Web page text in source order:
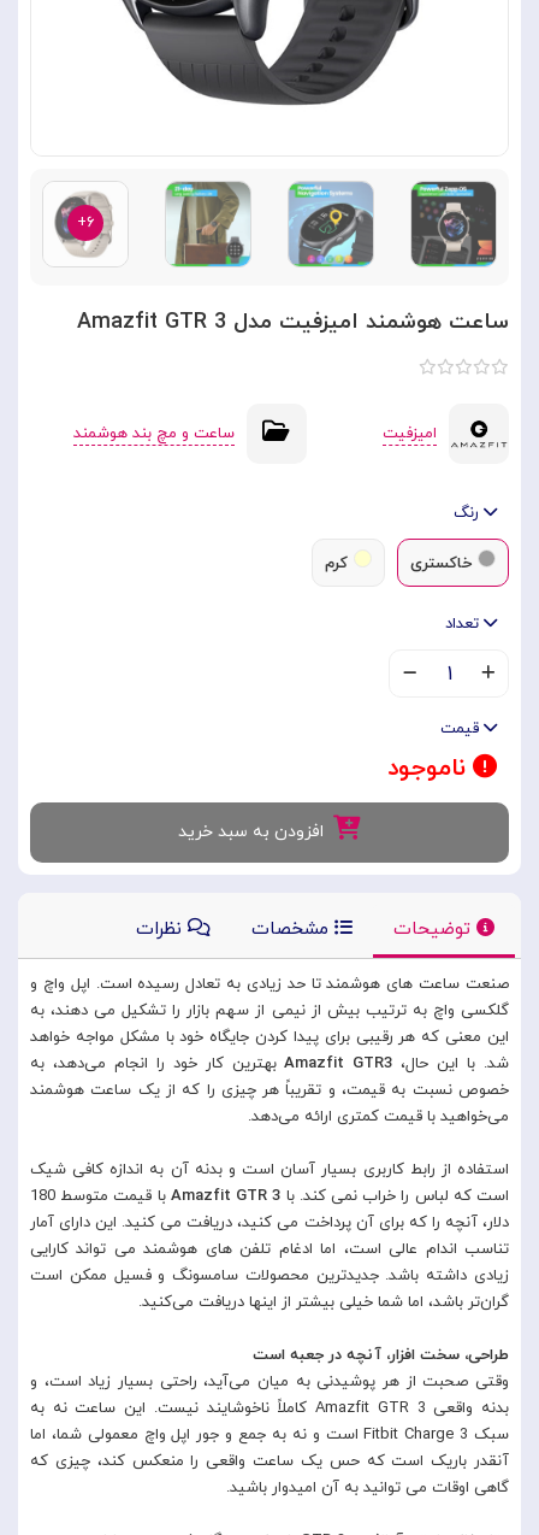
۶+
ساعت هوشمند امیزفیت مدل Amazfit GTR 3
امیزفیت ساعت و مچ بند هوشمند
رنگ
خاکستری کرم
تعداد
۱
قیمت
ناموجود
افزودن به سبد خرید
توضیحات مشخصات نظرات
صنعت ساعت های هوشمند تا حد زیادی به تعادل رسیده است. اپل واچ و
گلکسی واچ به ترتیب بیش از نیمی از سهم بازار را تشکیل می دهند، به
این معنی که هر رقیبی برای پیدا کردن جایگاه خود با مشکل مواجه خواهد
شد. با این حال، Amazfit GTR3بهترین کار خود را انجام می‌دهد، به
خصوص نسبت به قیمت، و تقریباً هر چیزی را که از یک ساعت هوشمند
می‌خواهید با قیمت کمتری ارائه می‌دهد.
استفاده از رابط کاربری بسیار آسان است و بدنه آن به اندازه کافی شیک
است که لباس را خراب نمی کند. با Amazfit GTR 3
با قیمت متوسط ​​180
دلار، آنچه را که برای آن پرداخت می کنید، دریافت می کنید. این دارای آمار
تناسب اندام عالی است، اما ادغام تلفن های هوشمند می تواند کارایی
زیادی داشته باشد. جدیدترین محصولات سامسونگ و فسیل ممکن است
گران‌تر باشد، اما شما خیلی بیشتر از اینها دریافت می‌کنید.
طراحی، سخت افزار، آنچه در جعبه است
وقتی صحبت از هر پوشیدنی به میان می‌آید، راحتی بسیار زیاد است، و
بدنه واقعی Amazfit GTR 3 کاملاً ناخوشایند نیست. این ساعت نه به
سبک Fitbit Charge 3 است و نه به جمع و جور اپل واچ معمولی شما، اما
آنقدر باریک است که حس یک ساعت واقعی را منعکس کند، چیزی که
گاهی اوقات می توانید به آن امیدوار باشید.